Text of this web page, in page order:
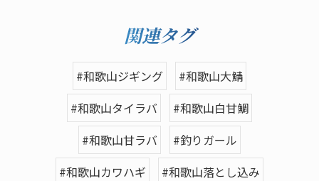
関連タグ
#和歌山ジギング
#和歌山大鯖
#和歌山タイラバ
#和歌山白甘鯛
#和歌山甘ラバ
#釣りガール
#和歌山カワハギ
#和歌山落とし込み